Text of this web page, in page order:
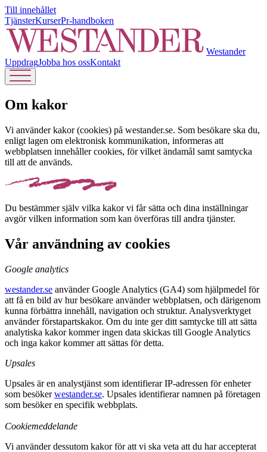
Till innehållet
TjänsterKurserPr-handboken
Westander
UppdragJobba hos ossKontakt
Om kakor
Vi använder kakor (cookies) på westander.se. Som besökare ska du,
enligt lagen om elektronisk kommunikation, informeras att
webbplatsen innehåller cookies, för vilket ändamål samt samtycka
till att de används.
Du bestämmer själv vilka kakor vi får sätta och dina inställningar
avgör vilken information som kan överföras till andra tjänster.
Vår användning av cookies
Google analytics
westander.se använder Google Analytics (GA4) som hjälpmedel för
att få en bild av hur besökare använder webbplatsen, och därigenom
kunna förbättra innehåll, navigation och struktur. Analysverktyget
använder förstapartskakor. Om du inte ger ditt samtycke till att sätta
analytiska kakor kommer ingen data skickas till Google Analytics
och inga kakor kommer att sättas för detta.
Upsales
Upsales är en analystjänst som identifierar IP-adressen för enheter
som besökerwestander.se. Upsales identifierar namnen på företagen
som besöker en specifik webbplats.
Cookiemeddelande
Vi använder dessutom kakor för att vi ska veta att du har accepterat